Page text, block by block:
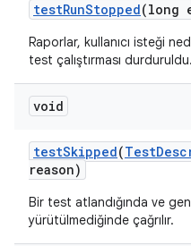
testRunStopped(long
Raporlar, kullanıcı isteği
test çalıştırması durduruldu.
void
testSkipped(Test
reason)
Bir test atlandığında ve
yürütülmediğinde çağrılır.